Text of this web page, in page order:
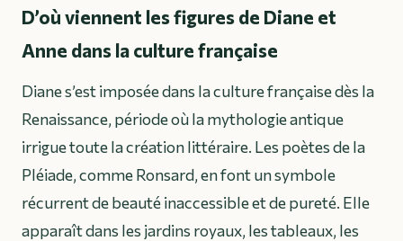
D’où viennent les figures de Diane et
Anne dans la culture française
Diane s’est imposée dans la culture française dès la
Renaissance, période où la mythologie antique
irrigue toute la création littéraire. Les poètes de la
Pléiade, comme Ronsard, en font un symbole
récurrent de beauté inaccessible et de pureté. Elle
apparaît dans les jardins royaux, les tableaux, les